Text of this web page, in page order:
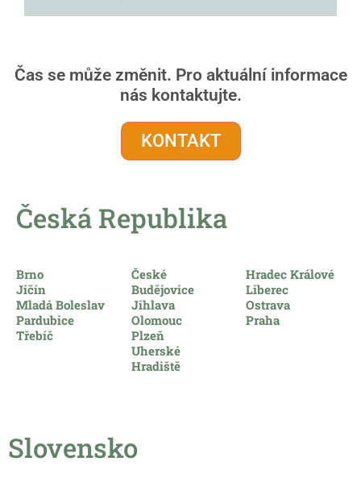
Čas se může změnit. Pro aktuální informace
nás kontaktujte.
KONTAKT
Česká Republika​
Brno
Jičín
Mladá Boleslav
Pardubice
Třebíč
České
Budějovice
Jihlava
Olomouc
Plzeň
Uherské
Hradiště
Hradec Králové
Liberec
Ostrava
Praha
Slovensko​